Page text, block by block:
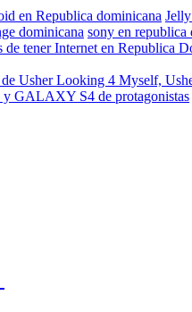
en Republica dominicana
dominicana sony en republica
de tener Internet en Republica
Usher Looking 4 Myself,
y GALAXY S4 de protagonistas